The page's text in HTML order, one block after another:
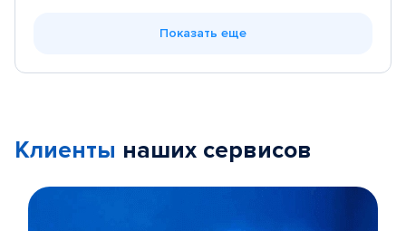
Показать еще
Клиенты наших сервисов